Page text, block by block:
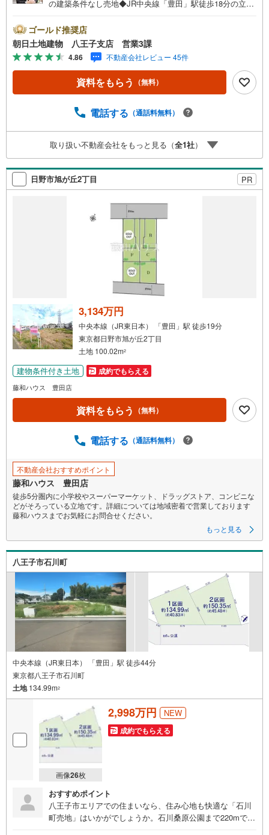
の建築条件なし売地◆JR中央線「豊田」駅徒歩18分の立地
ル多摩平の森徒歩15分の生活利便性◆第一種中高層住居専
用地域の落ち着いた住環境※バザール会場には、ベビーベッ
ドや キッズスペースをご用意しております。 小さなお
子様連れでも、安心してご来場ください！資料請求、住宅
ローンのご相談などお気軽にお問合せください！スタッフ2
5名でお客様がご覧になったことのない情報を多数ご用意し
物件も多数ございます！ご案内時に他物件もご紹介可能で
自宅へお迎え・最寄り駅等でお待ち合わせ、弊社へのご来
社など、ご相談ください。ご希望があれば周辺環境、お客
様の希望に合わせた物件などもご案内をいたします。お住
まい探しは朝日土地建物（株）八王子店 営業3課にお任せ
ください！
ゴールド推奨店
朝日土地建物 八王子支店 営業3課
4.86 不動産会社レビュー 45件
資料をもらう （無料）
電話する （通話料無料）
取り扱い不動産会社をもっと見る（全1社）
日野市旭が丘2丁目 PR
3,134万円
中央本線（JR東日本） 「豊田」駅 徒歩19分
東京都日野市旭が丘2丁目
土地 100.02m2
建物条件付き土地 成約でもらえる
藤和ハウス 豊田店
資料をもらう （無料）
電話する （通話料無料）
不動産会社おすすめポイント
藤和ハウス 豊田店
徒歩5分圏内に小学校やスーパーマーケット、ドラッグストア、コンビニな
どがそろっている立地です。詳細については地域密着で営業しております
藤和ハウスまでお気軽にお問合せください。
もっと見る
八王子市石川町
中央本線（JR東日本） 「豊田」駅 徒歩44分
東京都八王子市石川町
土地134.99m2
画像26枚
2,998万円 NEW
成約でもらえる
おすすめポイント
八王子市エリアでの住まいなら、住み心地も快適な「石川
町売地」はいかがでしょうか。石川桑原公園まで220mで